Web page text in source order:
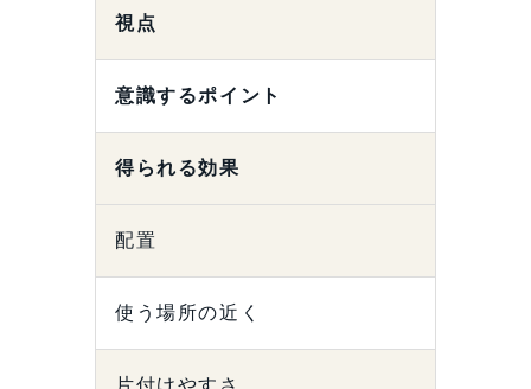
視点
意識するポイント
得られる効果
配置
使う場所の近く
片付けやすさ